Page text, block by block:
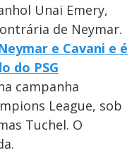
Unai Emery,
de Neymar.
e Cavani e é
do PSG
campanha
League, sob
Tuchel. O